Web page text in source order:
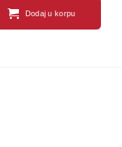
Dodaj u korpu